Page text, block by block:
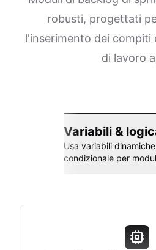
robusti, progettati
l'inserimento dei compiti
di lavoro
Variabili &
Usa variabili
condizionale per